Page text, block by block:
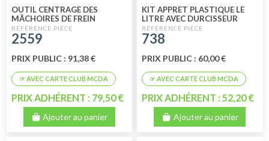
OUTIL CENTRAGE DES
MÂCHOIRES DE FREIN
ARRIÈRE (MONTAGE
EXCENTRIQUE D'ORIGINE)
2559
PRIX PUBLIC : 91,38 €
PRIX ADHÉRENT : 79,50 €
Ajouter au panier
KIT APPRET PLASTIQUE LE
LITRE AVEC DURCISSEUR
738
PRIX PUBLIC : 60,00 €
PRIX ADHÉRENT : 52,20 €
Ajouter au panier